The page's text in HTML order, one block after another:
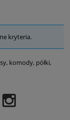
kryteria.
komody, półki,